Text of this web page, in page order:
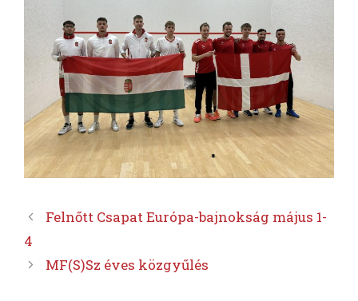
Felnőtt Csapat Európa-bajnokság május 1-
4
MF(S)Sz éves közgyűlés